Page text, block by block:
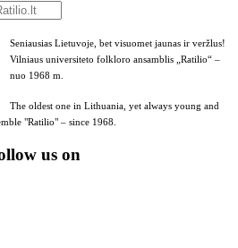
Seniausias Lietuvoje, bet visuomet jaunas ir veržlus!
Vilniaus universiteto folkloro ansamblis „Ratilio“ –
nuo 1968 m.
The oldest one in Lithuania, yet always young and
"Ratilio" – since 1968.
us on